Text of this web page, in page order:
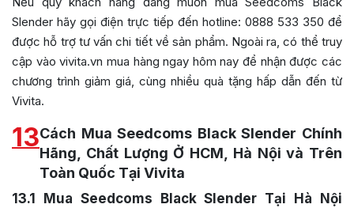
Slender hãy gọi điện trực tiếp đến hotline: 0888 533 350 để
được hỗ trợ tư vấn chi tiết về sản phẩm. Ngoài ra, có thể truy
cập vào vivita.vn mua hàng ngay hôm nay để nhận được các
chương trình giảm giá, cùng nhiều quà tặng hấp dẫn đến từ
Vivita.
13Cách Mua Seedcoms Black Slender Chính
Hãng, Chất Lượng Ở HCM, Hà Nội và Trên
Toàn Quốc Tại Vivita
13.1
Mua Seedcoms Black Slender Tại Hà Nội